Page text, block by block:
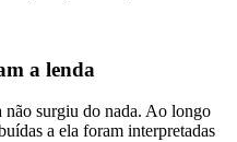
a lenda
surgiu do nada. Ao longo
a ela foram interpretadas